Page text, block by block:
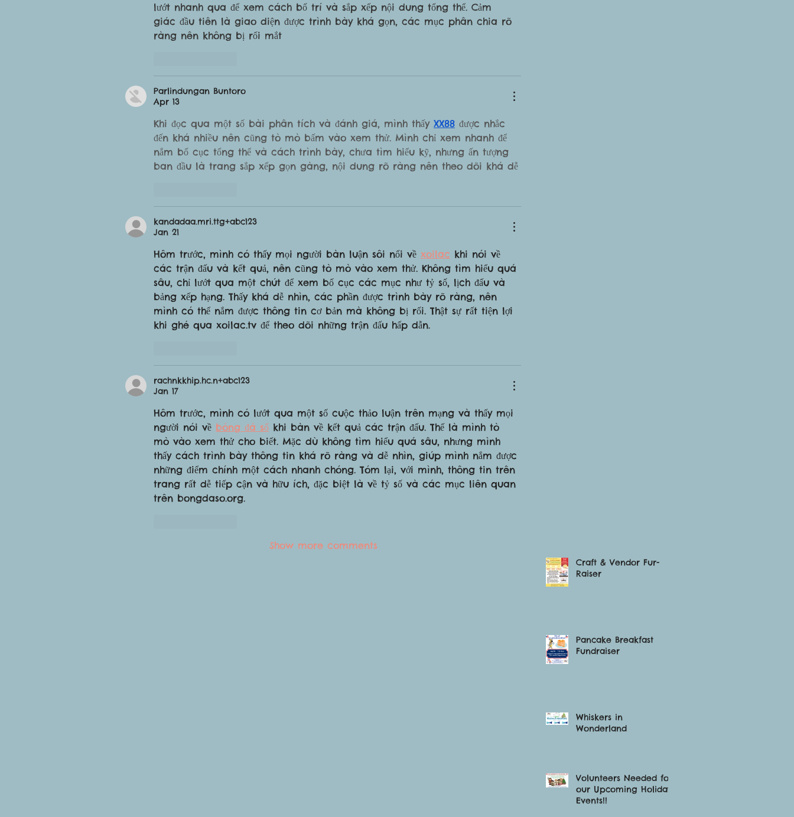
lướt nhanh qua để xem cách bố trí và sắp xếp nội dung tổng thể. Cảm
giác đầu tiên là giao diện được trình bày khá gọn, các mục phân chia rõ
ràng nên không bị rối mắt
Parlindungan Buntoro
Apr 13
Khi đọc qua một số bài phân tích và đánh giá, mình thấy XX88 được nhắc
đến khá nhiều nên cũng tò mò bấm vào xem thử. Mình chỉ xem nhanh để
nắm bố cục tổng thể và cách trình bày, chưa tìm hiểu kỹ, nhưng ấn tượng
ban đầu là trang sắp xếp gọn gàng, nội dung rõ ràng nên theo dõi khá dễ
kandadaa.mri.ttg+abc123
Jan 21
Hôm trước, mình có thấy mọi người bàn luận sôi nổi về xoilac khi nói về
các trận đấu và kết quả, nên cũng tò mò vào xem thử. Không tìm hiểu quá
sâu, chỉ lướt qua một chút để xem bố cục các mục như tỷ số, lịch đấu và
bảng xếp hạng. Thấy khá dễ nhìn, các phần được trình bày rõ ràng, nên
mình có thể nắm được thông tin cơ bản mà không bị rối. Thật sự rất tiện lợi
khi ghé qua xoilac.tv để theo dõi những trận đấu hấp dẫn.
rachnkkhip.hc.n+abc123
Jan 17
Hôm trước, mình có lướt qua một số cuộc thảo luận trên mạng và thấy mọi
người nói về bóng đá số khi bàn về kết quả các trận đấu. Thế là mình tò
mò vào xem thử cho biết. Mặc dù không tìm hiểu quá sâu, nhưng mình
thấy cách trình bày thông tin khá rõ ràng và dễ nhìn, giúp mình nắm được
những điểm chính một cách nhanh chóng. Tóm lại, với mình, thông tin trên
trang rất dễ tiếp cận và hữu ích, đặc biệt là về tỷ số và các mục liên quan
trên bongdaso.org.
Show more comments
Craft & Vendor Fur-
Raiser
Pancake Breakfast
Fundraiser
Whiskers in
Wonderland
Volunteers Needed for
our Upcoming Holiday
Events!!